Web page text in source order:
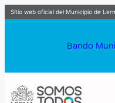
Saltar
al
Sitio web oficial del Municipio de
Bando